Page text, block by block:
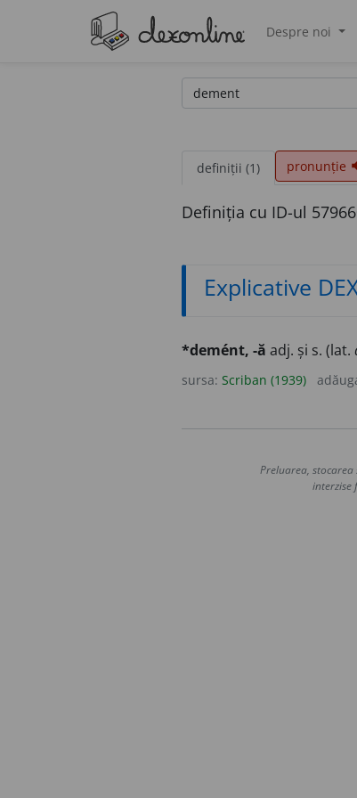
Despre noi
definiții (1) pronunție
Definiția cu ID-ul
Explicative
*demént, -ă adj. și s. (lat.
sursa: Scriban (1939)
Preluarea,
interzise